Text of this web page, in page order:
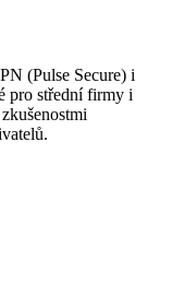
(Pulse Secure) i
pro střední firmy i